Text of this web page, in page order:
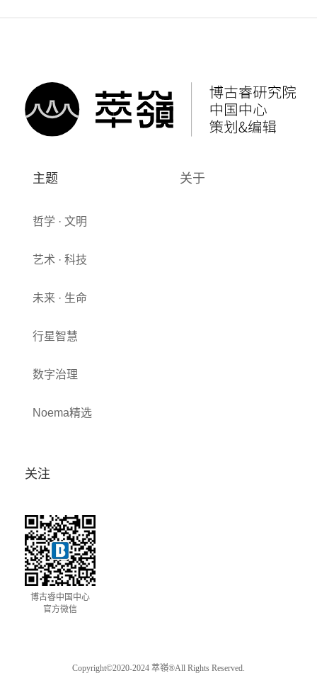
主题
哲学 · 文明
艺术 · 科技
未来 · 生命
行星智慧
数字治理
Noema精选
关于
关注
博古睿中国中心
官方微信
Copyright©2020-2024 萃嶺®All Rights Reserved.